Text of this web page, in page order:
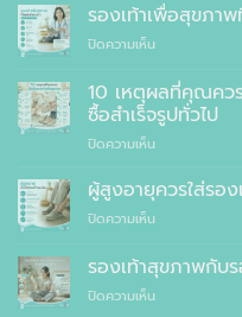
รองเท้าเพื่อสุขภา
ปิดความเห็นบน
เพื่อ
สุขภาพ
ที่
แพทย์
10 เหตุผลที่คุณคว
ซื้อสำเร็จรูปทั่วไป
ปิดความเห็นบน
เหตุผล
คุณ
สั่ง
ตัด
รองเท้า
ผู้สูงอายุควรใส่รอง
ปิดความเห็นบน
สูง
อายุ
ควร
รองเท้าสุขภาพกับ
ปิดความเห็นบน